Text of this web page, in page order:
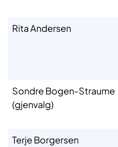
Rita Andersen
Sondre Bogen-Straume
(gjenvalg)
Terje Borgersen